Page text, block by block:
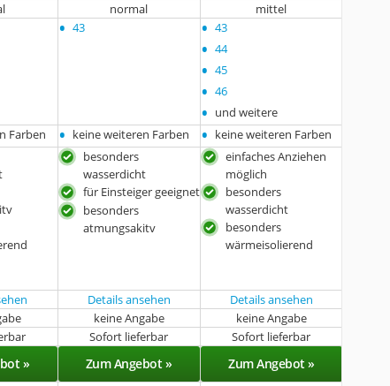
normal mittel
• 43 • 43
• 44
• 45
• 46
• und weitere
Farben • keine weiteren Farben • keine weiteren Farben
besonders
wasserdicht
für Einsteiger geeignet
besonders
atmungsakitv
einfaches Anziehen
möglich
besonders
wasserdicht
besonders
wärmeisolierend
Details ansehen
Details ansehen
keine Angabe
keine Angabe
Sofort lieferbar
Sofort lieferbar
» Zum Angebot » Zum Angebot »